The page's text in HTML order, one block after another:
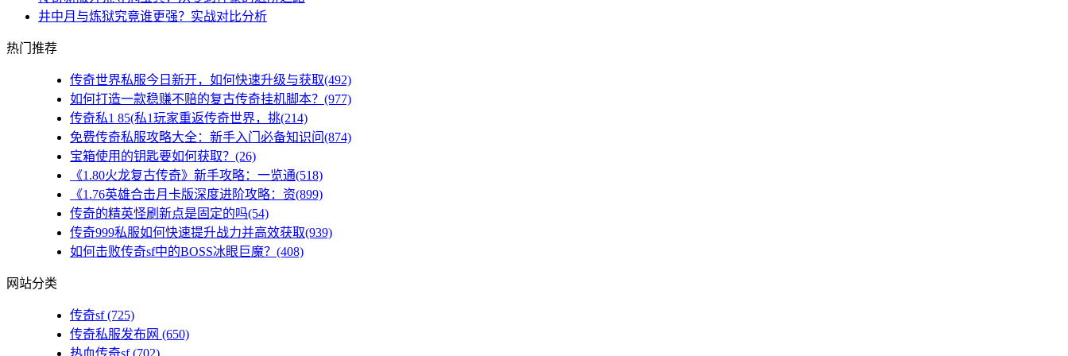
井中月与炼狱究竟谁更强？实战对比分析
热门推荐
传奇世界私服今日新开，如何快速升级与获取(492)
如何打造一款稳赚不赔的复古传奇挂机脚本？(977)
传奇私1 85(私1玩家重返传奇世界，挑(214)
免费传奇私服攻略大全：新手入门必备知识问(874)
宝箱使用的钥匙要如何获取？(26)
《1.80火龙复古传奇》新手攻略：一览通(518)
《1.76英雄合击月卡版深度进阶攻略：资(899)
传奇的精英怪刷新点是固定的吗(54)
传奇999私服如何快速提升战力并高效获取(939)
如何击败传奇sf中的BOSS冰眼巨魔？(408)
网站分类
传奇sf(725)
传奇私服发布网 (650)